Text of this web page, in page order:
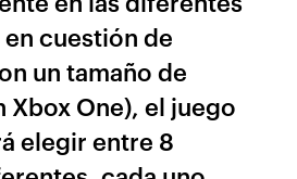
cuestión de
un tamaño de
Xbox One), el juego
elegir entre 8